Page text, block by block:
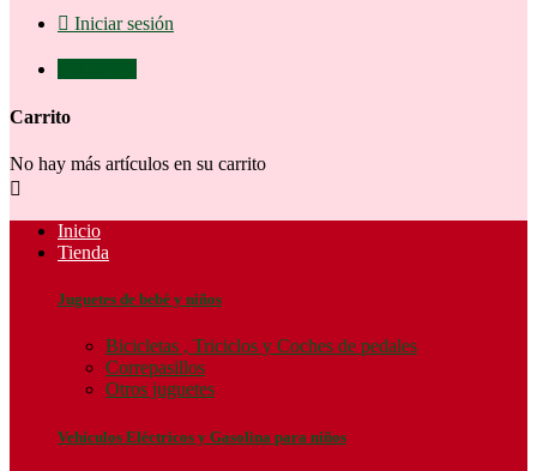
 Iniciar sesión
Carrito
No hay más artículos en su carrito

Inicio
Tienda
Juguetes de bebé y niños
Bicicletas , Triciclos y Coches de pedales
Correpasillos
Otros juguetes
Vehículos Eléctricos y Gasolina para niños